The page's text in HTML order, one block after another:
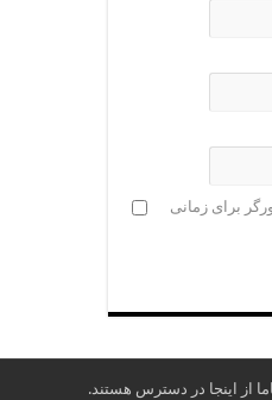
برای زمانی
از اینجا در دسترس هستند.